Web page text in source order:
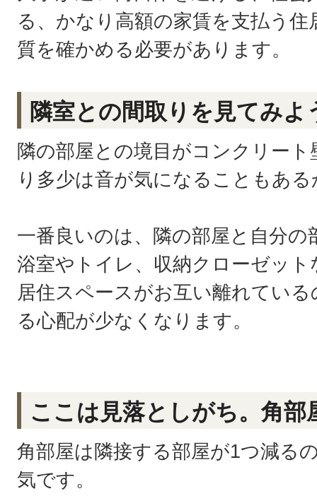
る、かなり高額の家賃を支払う
質を確かめる必要があります。
隣室との間取りを見てみよ
隣の部屋との境目がコンクリー
り多少は音が気になることもあ
一番良いのは、隣の部屋と自分の
浴室やトイレ、収納クローゼッ
居住スペースがお互い離れてい
る心配が少なくなります。
ここは見落としがち。角部
角部屋は隣接する部屋が1つ減る
気です。